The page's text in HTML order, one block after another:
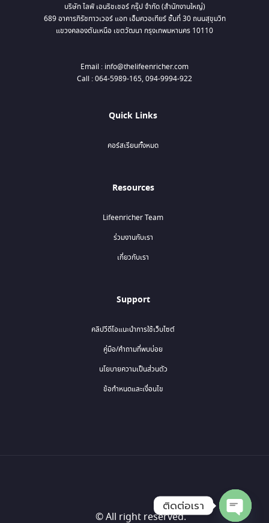
บริษัท ไลฟ์ เอนริชเชอร์ กรุ๊ป จำกัด (สำนักงานใหญ่)
689 อาคารภิรัชทาวเวอร์ แอท เอ็มควอเทียร์ ชั้นที่ 30 ถนนสุขุมวิท
แขวงคลองตันเหนือ เขตวัฒนา กรุงเทพมหานคร 10110
Email : info@thelifeenricher.com
Call : 064-5989-165, 094-9994-922
Quick Links
คอร์สเรียนทั้งหมด
Resources
Lifeenricher Team
ร่วมงานกับเรา
เกี่ยวกับเรา
Support
คลิปวีดีโอแนะนำการใช้เว็บไซต์
คู่มือ/คำถามที่พบบ่อย
นโยบายความเป็นส่วนตัว
ข้อกำหนดและเงื่อนไข
© All right reserved.
ติดต่อเรา